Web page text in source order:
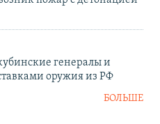
генералы и
оружия из РФ
БОЛЬШЕ